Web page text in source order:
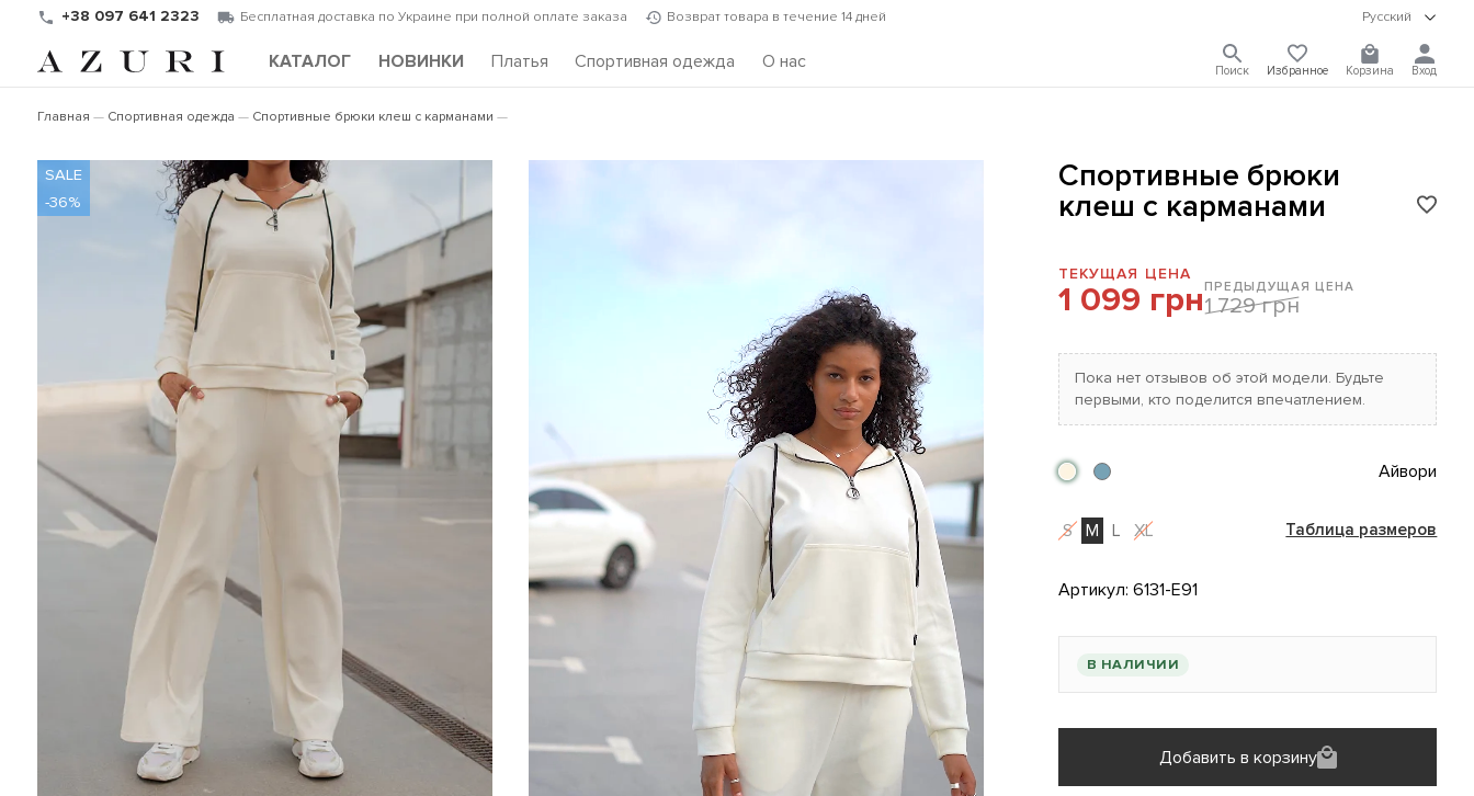
+38 097 641 2323 Бесплатная доставка по Украине при полной оплате заказа Возврат товара в течение 14 дней Русский
КАТАЛОГ НОВИНКИ Платья Спортивная одежда О нас Поиск Избранное Корзина Вход
Главная Спортивная одежда Спортивные брюки клеш с карманами
Спортивные брюки
клеш с карманами
ТЕКУЩАЯ ЦЕНА
1 099 грнПРЕДЫДУЩАЯ ЦЕНА
1 729 грн
Пока нет отзывов об этой модели. Будьте
первыми, кто поделится впечатлением.
Айвори
S M L XL Таблица размеров
Артикул: 6131-E91
В НАЛИЧИИ
Добавить в корзину